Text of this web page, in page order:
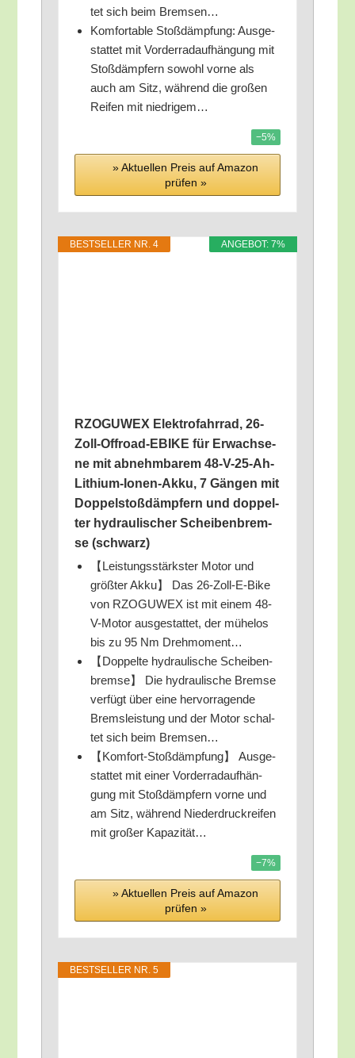
tet sich beim Bremsen…
Kom­for­ta­ble Stoß­dämp­fung: Aus­ge­
stat­tet mit Vor­der­rad­auf­hän­gung mit
Stoß­dämp­fern sowohl vor­ne als
auch am Sitz, wäh­rend die gro­ßen
Rei­fen mit niedrigem…
−5%
» Aktu­el­len Preis auf Ama­zon
prü­fen »
ANGE­BOT: 7%
BEST­SEL­LER NR. 4
RZOGUWEX Elek­tro­fahr­rad, 26-
Zoll-Off­road-EBIKE für Erwach­se­
ne mit abnehm­ba­rem 48-V-25-Ah-
Lithi­um-Ionen-Akku, 7 Gän­gen mit
Dop­pel­stoß­dämp­fern und dop­pel­
ter hydrau­li­scher Schei­ben­brem­
se (schwarz)
【Leis­tungs­stärks­ter Motor und
größ­ter Akku】 Das 26-Zoll-E-Bike
von RZOGUWEX ist mit einem 48-
V-Motor aus­ge­stat­tet, der mühe­los
bis zu 95 Nm Drehmoment…
【Dop­pel­te hydrau­li­sche Schei­ben­
brem­se】 Die hydrau­li­sche Brem­se
ver­fügt über eine her­vor­ra­gen­de
Brems­leis­tung und der Motor schal­
tet sich beim Bremsen…
【Kom­fort-Stoß­dämp­fung】 Aus­ge­
stat­tet mit einer Vor­der­rad­auf­hän­
gung mit Stoß­dämp­fern vor­ne und
am Sitz, wäh­rend Nie­der­druck­rei­fen
mit gro­ßer Kapazität…
−7%
» Aktu­el­len Preis auf Ama­zon
prü­fen »
BEST­SEL­LER NR. 5